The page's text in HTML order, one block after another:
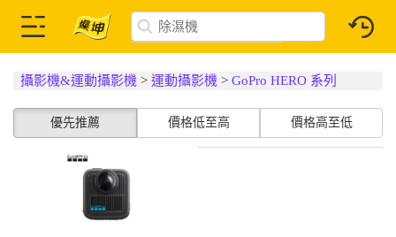
攝影機&運動攝影機 >運動攝影機 >GoPro HERO 系列
優先推薦 價格低至高 價格高至低